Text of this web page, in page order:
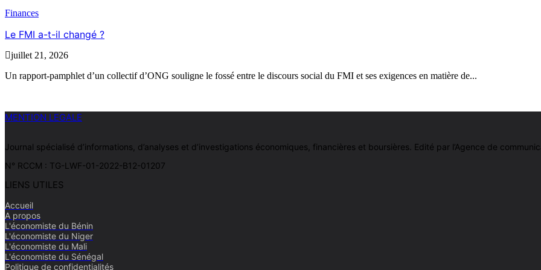
Finances
Le FMI a-t-il changé ?
juillet 21, 2026
Un rapport-pamphlet d’un collectif d’ONG souligne le fossé entre le discours social du FMI et ses exigences en matière de...
MENTION LEGALE
Journal spécialisé d’informations, d’analyses et d’investigations économiques, financières et boursières. Edité par l’Agence de
N° RCCM : TG-LWF-01-2022-B12-01207
LIENS UTILES
Accueil
A propos
L'économiste du Bénin
L'économiste du Niger
L'économiste du Mali
L'économiste du Sénégal
Politique de confidentialités